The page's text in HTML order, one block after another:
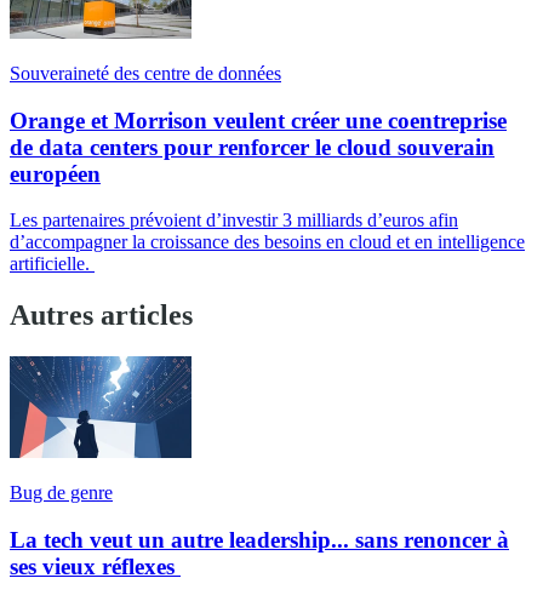
Souveraineté des centre de données
Orange et Morrison veulent créer une coentreprise
de data centers pour renforcer le cloud souverain
européen
Les partenaires prévoient d’investir 3 milliards d’euros afin
d’accompagner la croissance des besoins en cloud et en intelligence
artificielle.
Autres articles
Bug de genre
La tech veut un autre leadership... sans renoncer à
ses vieux réflexes